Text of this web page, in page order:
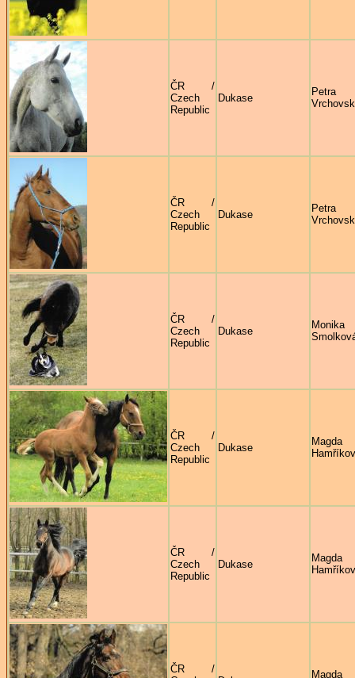
ČR /
Czech
Republic
Dukase
Petra
ČR /
Czech
Republic
Dukase
Petra
ČR /
Czech
Republic
Dukase
Monika
ČR /
Czech
Republic
Dukase
Magda
ČR /
Czech
Republic
Dukase
Magda
ČR /
Magda